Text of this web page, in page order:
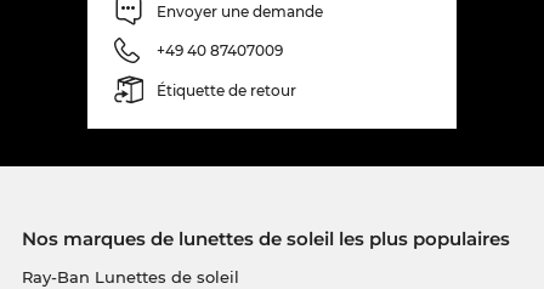
Envoyer une demande
+49 40 87407009
Étiquette de retour
Nos marques de lunettes de soleil les plus populaires
Ray-Ban Lunettes de soleil